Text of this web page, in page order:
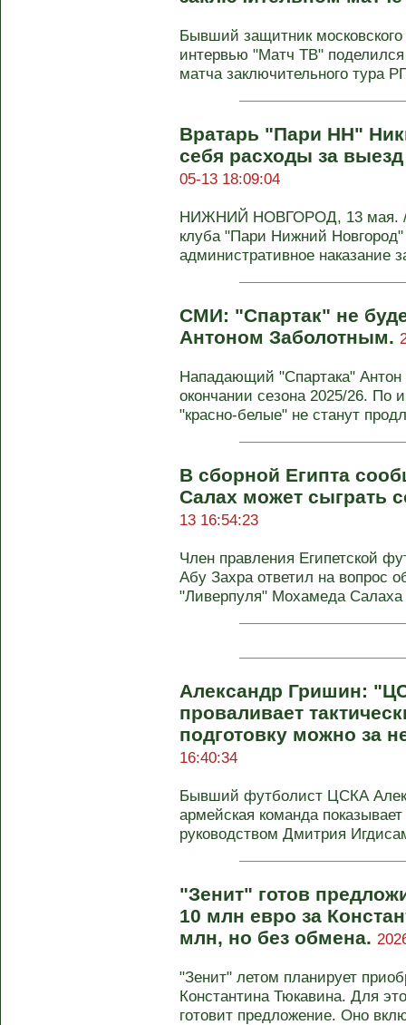
Бывший защитник
интервью "Матч ТВ"
матча заключительного тура
Вратарь "Пари НН"
себя расходы за
05-13 18:09:04
НИЖНИЙ НОВГОРОД, 13 мая. /
клуба "Пари Нижний
административное наказание
СМИ: "Спартак" не
Антоном Заболотным.
Нападающий "Спартака" Антон
окончании сезона 2025/26. По
"красно-белые" не станут
В сборной Египта
Салах может сыграть
13 16:54:23
Член правления Египетской
Абу Захра ответил на вопрос
"Ливерпуля" Мохамеда
Александр Гришин:
проваливает
подготовку можно за
16:40:34
Бывший футболист ЦСКА
армейская команда
руководством Дмитрия
"Зенит" готов
10 млн евро за
млн, но без обмена.
"Зенит" летом планирует
Константина Тюкавина. Для
готовит предложение. Оно